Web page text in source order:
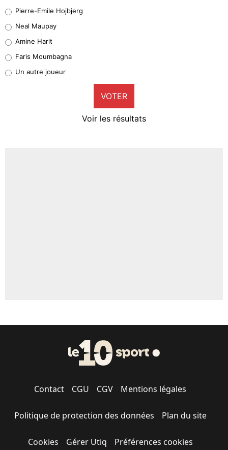
5%
1%
9%
Pierre-Emile Hojbjerg
Neal Maupay
Amine Harit
Faris Moumbagna
Un autre joueur
VOTER
Voir les résultats
Contact CGU CGV Mentions légales
Politique de protection des données Plan du site
Cookies Gérer Utiq Préférences cookies